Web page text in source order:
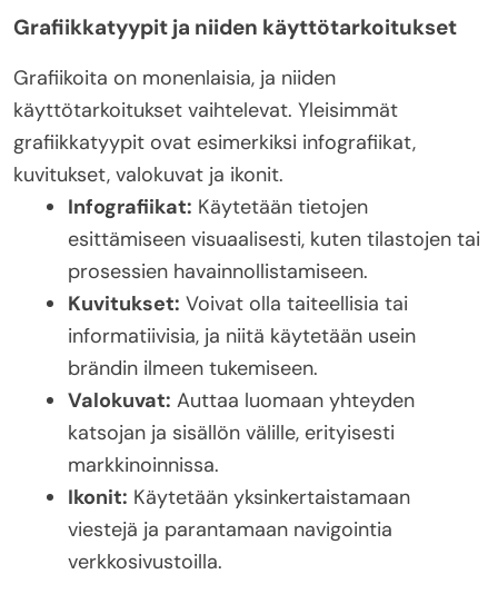
Grafiikkatyypit ja niiden käyttötarkoitukset
Grafiikoita on monenlaisia, ja niiden
käyttötarkoitukset vaihtelevat. Yleisimmät
grafiikkatyypit ovat esimerkiksi infografiikat,
kuvitukset, valokuvat ja ikonit.
Infografiikat: Käytetään tietojen
esittämiseen visuaalisesti, kuten tilastojen tai
prosessien havainnollistamiseen.
Kuvitukset: Voivat olla taiteellisia tai
informatiivisia, ja niitä käytetään usein
brändin ilmeen tukemiseen.
Valokuvat: Auttaa luomaan yhteyden
katsojan ja sisällön välille, erityisesti
markkinoinnissa.
Ikonit: Käytetään yksinkertaistamaan
viestejä ja parantamaan navigointia
verkkosivustoilla.